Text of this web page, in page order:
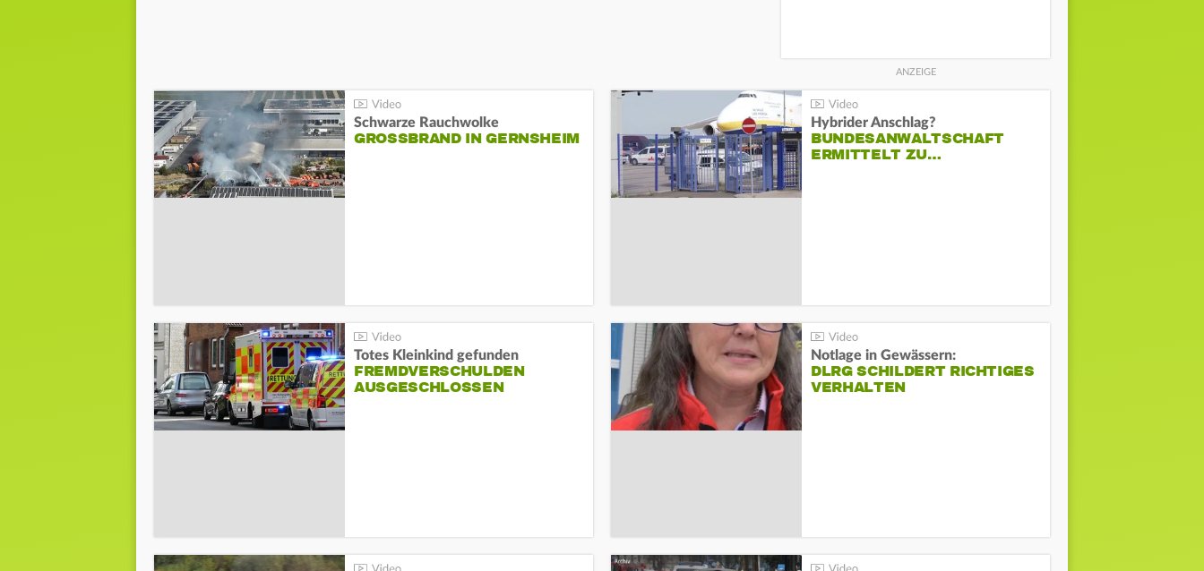
Schwarze Rauchwolke
GROSSBRAND IN GERNSHEIM
Hybrider Anschlag?
BUNDESANWALTSCHAFT
ERMITTELT ZU…
Totes Kleinkind gefunden
FREMDVERSCHULDEN
AUSGESCHLOSSEN
Notlage in Gewässern:
DLRG SCHILDERT RICHTIGES
VERHALTEN